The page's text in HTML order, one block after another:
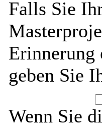
Falls Sie
Erinnerung
geben Sie
Wenn Sie